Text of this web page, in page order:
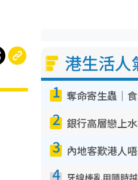
港生活人
1
2
3
4